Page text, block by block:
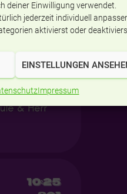
deiner Einwilligung verwendet.
jederzeit individuell
aktivierst oder
EINSTELLUNGEN
Impressum